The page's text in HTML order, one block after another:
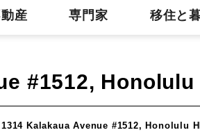
産 専門家 移住と
#1512, Honolulu
1314 Kalakaua Avenue #1512, Honolulu